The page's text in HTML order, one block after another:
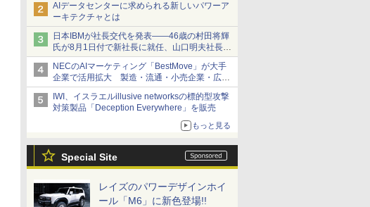
AIデータセンターに求められる新しいパワーア
ーキテクチャとは
日本IBMが社長交代を発表――46歳の村田将輝
氏が8月1日付で新社長に就任、山口明夫社長は
会長へ
NECのAIマーケティング「BestMove」が大手
企業で活用拡大 製造・流通・小売企業・広告
代理店などが実装フェーズへ
IWI、イスラエルillusive networksの標的型攻撃
対策製品「Deception Everywhere」を販売
もっと見る
Special Site
レイズのパワーデザインホイ
ール「M6」に新色登場!!